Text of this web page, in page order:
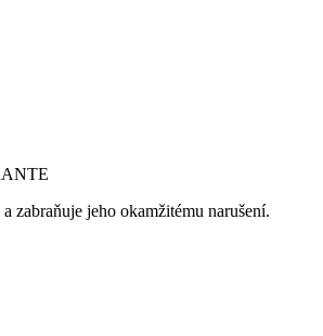
zabraňuje jeho okamžitému narušení.